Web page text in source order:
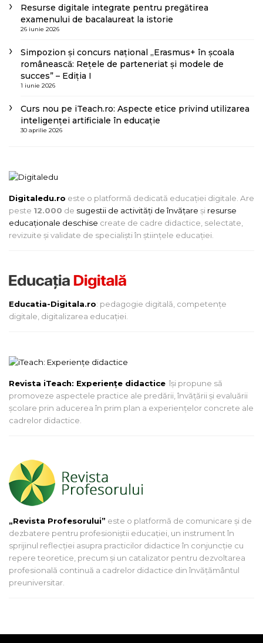
Resurse digitale integrate pentru pregătirea
examenului de bacalaureat la istorie
26 iunie 2026
Simpozion și concurs național „Erasmus+ în școala
românească: Rețele de parteneriat și modele de
succes” – Ediția I
1 iunie 2026
Curs nou pe iTeach.ro: Aspecte etice privind utilizarea
inteligenței artificiale în educație
30 aprilie 2026
Digitaledu.ro este o platformă dedicată educației digitale. Are
peste 12.000 de sugestii de activități de învățare și resurse
educaționale deschise create de cadre didactice, selectate,
revizuite și validate de specialiști în științele educației.
Educatia-Digitala.ro: pedagogie digitală, competențe
digitale, digitalizarea educației.
Revista iTeach: Experienţe didactice îşi propune să
promoveze aspectele practice ale predării, învăţării şi evaluării
şcolare prin aducerea în prim plan a experienţelor concrete ale
cadrelor didactice.
„Revista Profesorului” este o platformă de comunicare și de
dezbatere pentru profesioniștii educației, un instrument în
sprijinul reflecției asupra practicilor didactice în conjuncție cu
repere teoretice, precum și un catalizator pentru dezvoltarea
profesională continuă a cadrelor didactice din învățământul
preuniversitar.